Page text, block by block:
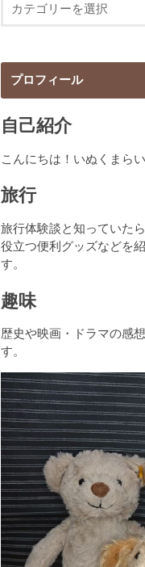
プロフィール
自己紹介
こんにちは！いぬくまらい
旅行
旅行体験談と知っていた
役立つ便利グッズなどを
す。
趣味
歴史や映画・ドラマの感
す。